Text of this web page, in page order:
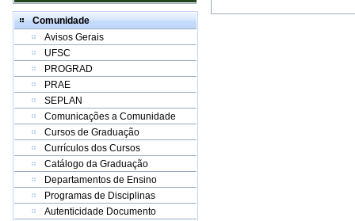
Comunidade
Avisos Gerais
UFSC
PROGRAD
PRAE
SEPLAN
Comunicações a Comunidade
Cursos de Graduação
Currículos dos Cursos
Catálogo da Graduação
Departamentos de Ensino
Programas de Disciplinas
Autenticidade Documento